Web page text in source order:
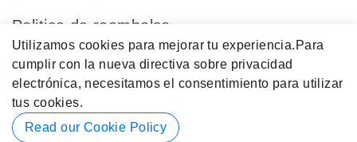
Utilizamos cookies para mejorar tu experiencia. Para
cumplir con la nueva directiva sobre privacidad
electrónica, necesitamos el consentimiento para utilizar
tus cookies.
Read our Cookie Policy
Politica de reembolso
Blog
Categorías Populares
Datos de contacto